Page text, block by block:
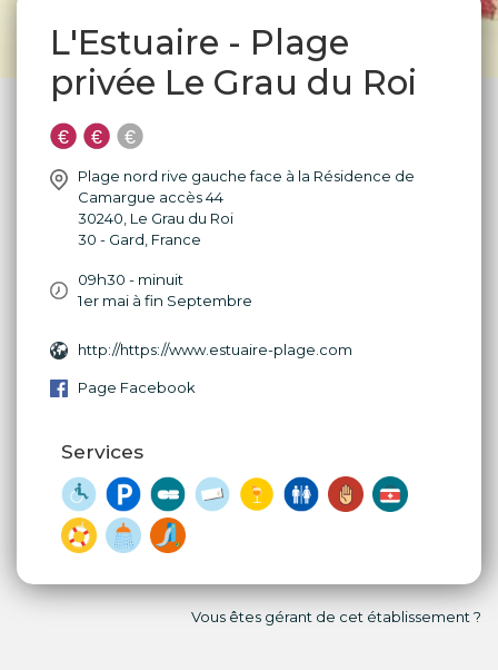
L'Estuaire - Plage
privée Le Grau du Roi
Plage nord rive gauche face à la Résidence de
Camargue accès 44
30240 Le Grau du Roi
30 - Gard France
09h30 - minuit
1er mai à fin Septembre
http://https://www.estuaire-plage.com
Page Facebook
Services
Vous êtes gérant de cet établissement ?